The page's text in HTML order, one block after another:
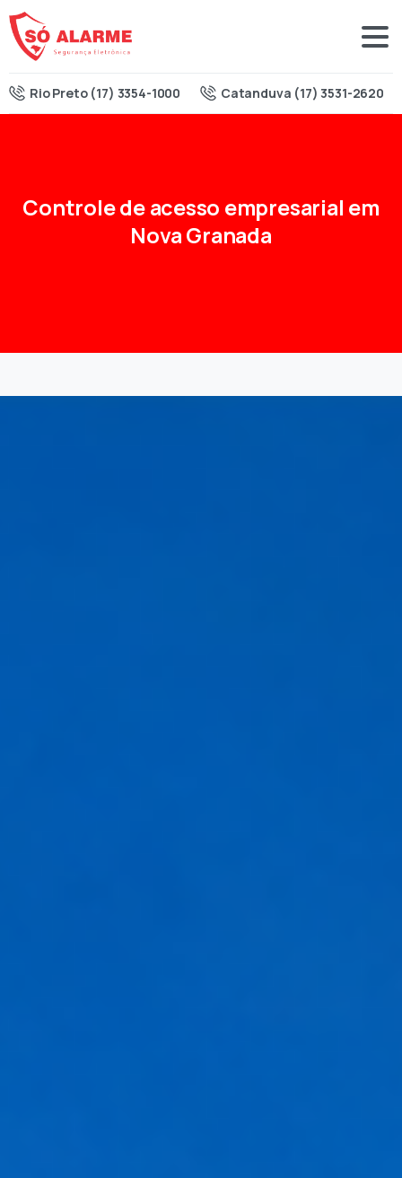
Rio Preto (17) 3354-1000 Catanduva (17) 3531-2620
Controledeacesso empresarial em
NovaGranada